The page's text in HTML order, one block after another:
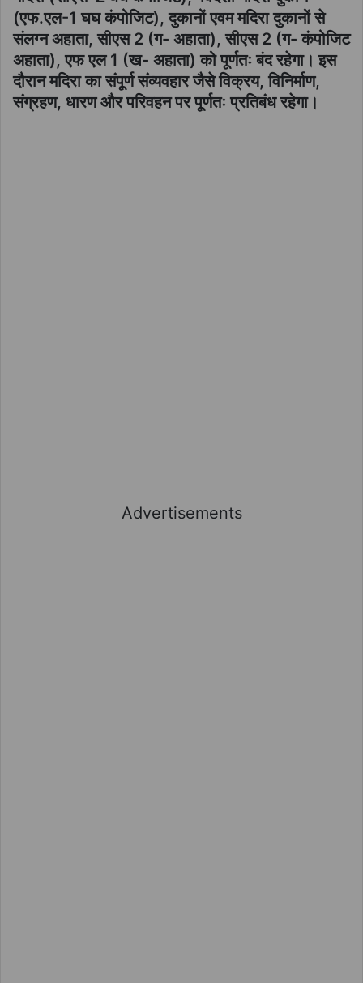
(एफ.एल-1 घघ कंपोजिट), दुकानों एवम मदिरा दुकानों से
संलग्न अहाता, सीएस 2 (ग- अहाता), सीएस 2 (ग- कंपोजिट
अहाता), एफ एल 1 (ख- अहाता) को पूर्णतः बंद रहेगा। इस
दौरान मदिरा का संपूर्ण संव्यवहार जैसे विक्रय, विनिर्माण,
संग्रहण, धारण और परिवहन पर पूर्णतः प्रतिबंध रहेगा।
Advertisements